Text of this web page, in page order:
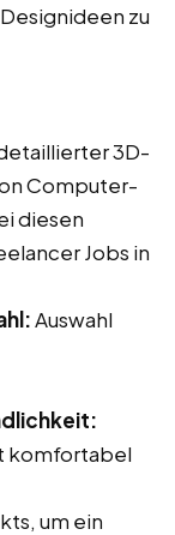
zu
3D-
Computer-
diesen
Jobs in
Auswahl
komfortabel
um ein